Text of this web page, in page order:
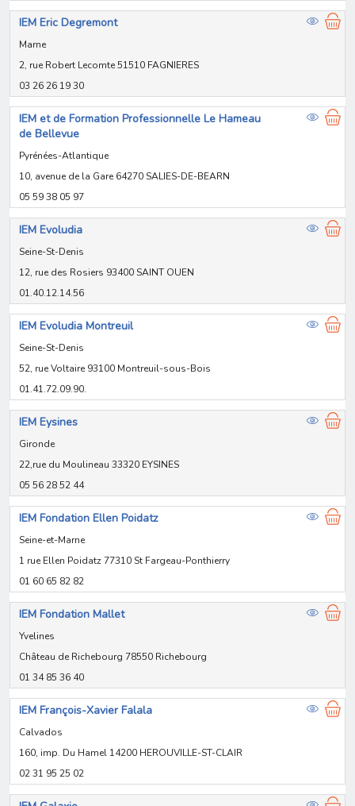
IEM Eric Degremont
Marne
2, rue Robert Lecomte 51510 FAGNIERES
03 26 26 19 30
IEM et de Formation Professionnelle Le Hameau
de Bellevue
Pyrénées-Atlantique
10, avenue de la Gare 64270 SALIES-DE-BEARN
05 59 38 05 97
IEM Evoludia
Seine-St-Denis
12, rue des Rosiers 93400 SAINT OUEN
01.40.12.14.56
IEM Evoludia Montreuil
Seine-St-Denis
52, rue Voltaire 93100 Montreuil-sous-Bois
01.41.72.09.90.
IEM Eysines
Gironde
22,rue du Moulineau 33320 EYSINES
05 56 28 52 44
IEM Fondation Ellen Poidatz
Seine-et-Marne
1 rue Ellen Poidatz 77310 St Fargeau-Ponthierry
01 60 65 82 82
IEM Fondation Mallet
Yvelines
Château de Richebourg 78550 Richebourg
01 34 85 36 40
IEM François-Xavier Falala
Calvados
160, imp. Du Hamel 14200 HEROUVILLE-ST-CLAIR
02 31 95 25 02